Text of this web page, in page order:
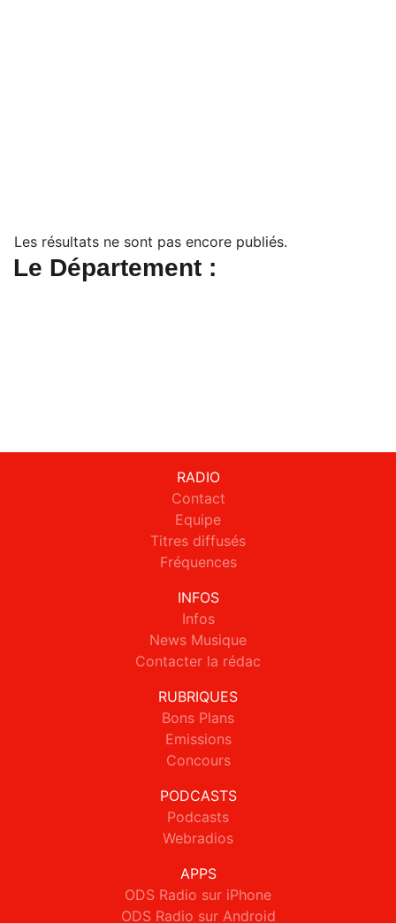
Les résultats ne sont pas encore publiés.
Le Département :
RADIO
Contact
Equipe
Titres diffusés
Fréquences
INFOS
Infos
News Musique
Contacter la rédac
RUBRIQUES
Bons Plans
Emissions
Concours
PODCASTS
Podcasts
Webradios
APPS
ODS Radio sur iPhone
ODS Radio sur Android